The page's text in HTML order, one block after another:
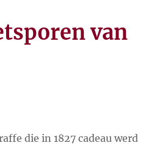
van
die in 1827 cadeau werd